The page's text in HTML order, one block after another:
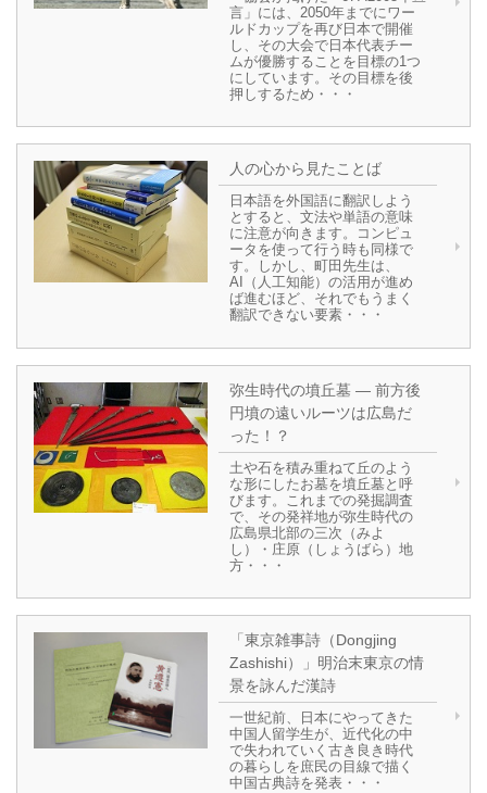
言」には、2050年までにワー
ルドカップを再び日本で開催
し、その大会で日本代表チー
ムが優勝することを目標の1つ
にしています。その目標を後
押しするため・・・
人の心から見たことば
日本語を外国語に翻訳しよう
とすると、文法や単語の意味
に注意が向きます。コンピュ
ータを使って行う時も同様で
す。しかし、町田先生は、
AI（人工知能）の活用が進め
ば進むほど、それでもうまく
翻訳できない要素・・・
弥生時代の墳丘墓 ― 前方後
円墳の遠いルーツは広島だ
った！？
土や石を積み重ねて丘のよう
な形にしたお墓を墳丘墓と呼
びます。これまでの発掘調査
で、その発祥地が弥生時代の
広島県北部の三次（みよ
し）・庄原（しょうばら）地
方・・・
「東京雑事詩（Dongjing
Zashishi）」明治末東京の情
景を詠んだ漢詩
一世紀前、日本にやってきた
中国人留学生が、近代化の中
で失われていく古き良き時代
の暮らしを庶民の目線で描く
中国古典詩を発表・・・